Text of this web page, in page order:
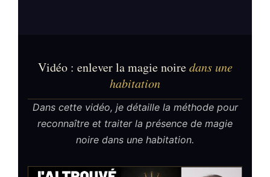
Vidéo : enlever la magie noiredans une
habitation
Dans cette vidéo, je détaille la méthode pour
reconnaître et traiter la présence de magie
noire dans une habitation.